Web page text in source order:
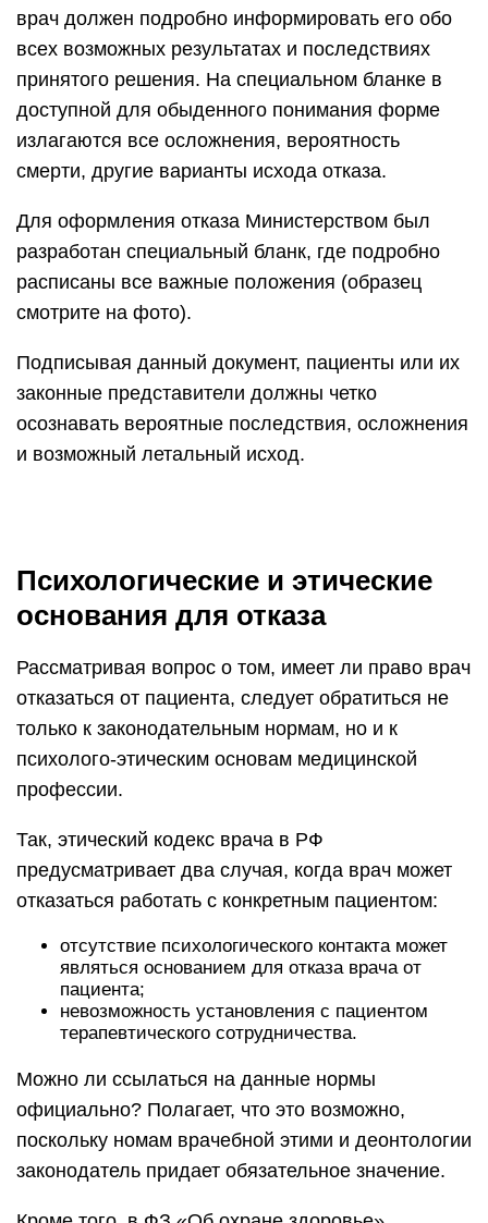
врач должен подробно информировать его обо
всех возможных результатах и последствиях
принятого решения. На специальном бланке в
доступной для обыденного понимания форме
излагаются все осложнения, вероятность
смерти, другие варианты исхода отказа.
Для оформления отказа Министерством был
разработан специальный бланк, где подробно
расписаны все важные положения (образец
смотрите на фото).
Подписывая данный документ, пациенты или их
законные представители должны четко
осознавать вероятные последствия, осложнения
и возможный летальный исход.
Психологические и этические
основания для отказа
Рассматривая вопрос о том, имеет ли право врач
отказаться от пациента, следует обратиться не
только к законодательным нормам, но и к
психолого-этическим основам медицинской
профессии.
Так, этический кодекс врача в РФ
предусматривает два случая, когда врач может
отказаться работать с конкретным пациентом:
отсутствие психологического контакта может
являться основанием для отказа врача от
пациента;
невозможность установления с пациентом
терапевтического сотрудничества.
Можно ли ссылаться на данные нормы
официально? Полагает, что это возможно,
поскольку номам врачебной этими и деонтологии
законодатель придает обязательное значение.